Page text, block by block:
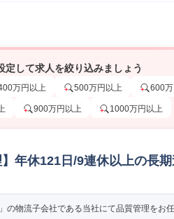
定して求人を絞り込みましょう
万円以上 500万円以上 600
900万円以上 1000万円以上
年休121日/9連休以上の長
の物流子会社である当社にて品質管理をお